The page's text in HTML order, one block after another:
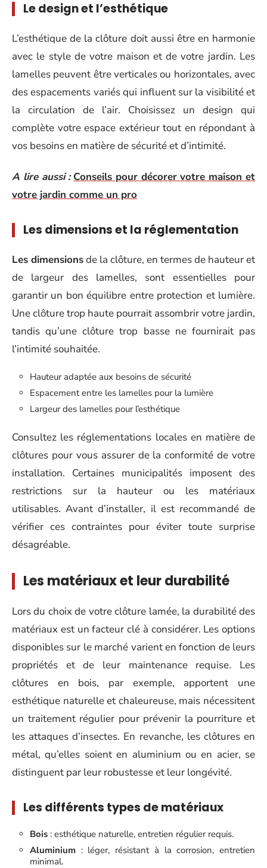
Le design et l’esthétique
L’esthétique de la clôture doit aussi être en harmonie
avec le style de votre maison et de votre jardin. Les
lamelles peuvent être verticales ou horizontales, avec
des espacements variés qui influent sur la visibilité et
la circulation de l’air. Choisissez un design qui
complète votre espace extérieur tout en répondant à
vos besoins en matière de sécurité et d’intimité.
A lire aussi : Conseils pour décorer votre maison et
votre jardin comme un pro
Les dimensions et la réglementation
Les dimensionsde la clôture, en termes de hauteur et
de largeur des lamelles, sont essentielles pour
garantir un bon équilibre entre protection et lumière.
Une clôture trop haute pourrait assombrir votre jardin,
tandis qu’une clôture trop basse ne fournirait pas
l’intimité souhaitée.
Hauteur adaptée aux besoins de sécurité
Espacement entre les lamelles pour la lumière
Largeur des lamelles pour l’esthétique
Consultez les réglementations locales en matière de
clôtures pour vous assurer de la conformité de votre
installation. Certaines municipalités imposent des
restrictions sur la hauteur ou les matériaux
utilisables. Avant d’installer, il est recommandé de
vérifier ces contraintes pour éviter toute surprise
désagréable.
Les matériaux et leur durabilité
Lors du choix de votre clôture lamée, la durabilité des
matériaux est un facteur clé à considérer. Les options
disponibles sur le marché varient en fonction de leurs
propriétés et de leur maintenance requise. Les
clôtures en bois, par exemple, apportent une
esthétique naturelle et chaleureuse, mais nécessitent
un traitement régulier pour prévenir la pourriture et
les attaques d’insectes. En revanche, les clôtures en
métal, qu’elles soient en aluminium ou en acier, se
distinguent par leur robustesse et leur longévité.
Les différents types de matériaux
Bois : esthétique naturelle, entretien régulier requis.
Aluminium : léger, résistant à la corrosion, entretien
minimal.